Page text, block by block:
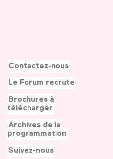
Contactez-nous
Le Forum recrute
Brochures à
télécharger
Archives de la
programmation
Suivez-nous